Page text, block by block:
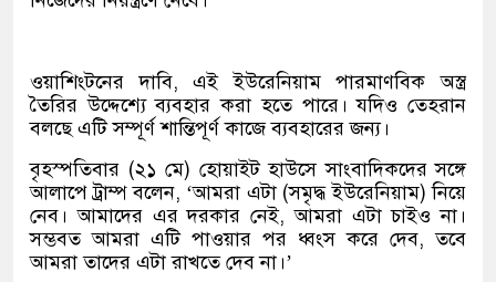
ওয়াশিংটনের দাবি, এই ইউরেনিয়াম পারমাণবিক অস্ত্র
তৈরির উদ্দেশ্যে ব্যবহার করা হতে পারে। যদিও তেহরান
বলছে এটি সম্পূর্ণ শান্তিপূর্ণ কাজে ব্যবহারের জন্য।
বৃহস্পতিবার (২১ মে) হোয়াইট হাউসে সাংবাদিকদের সঙ্গে
আলাপে ট্রাম্প বলেন, ‘আমরা এটা (সমৃদ্ধ ইউরেনিয়াম) নিয়ে
নেব। আমাদের এর দরকার নেই, আমরা এটা চাইও না।
সম্ভবত আমরা এটি পাওয়ার পর ধ্বংস করে দেব, তবে
আমরা তাদের এটা রাখতে দেব না।’